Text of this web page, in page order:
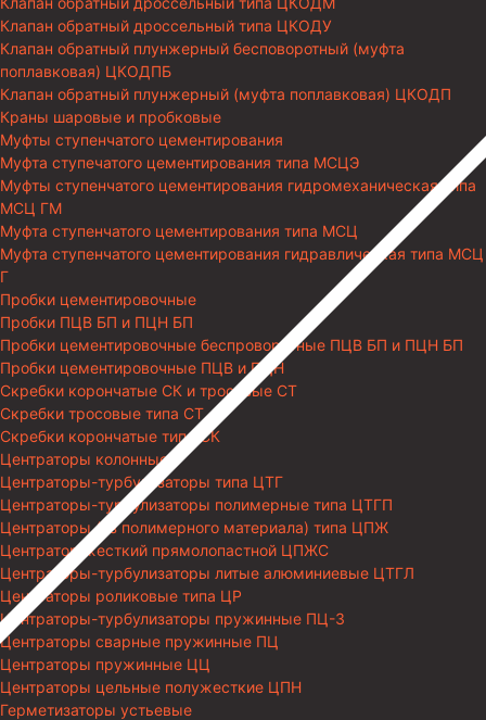
Клапан обратный дроссельный типа ЦКОДУ
Клапан обратный плунжерный бесповоротный (муфта
поплавковая) ЦКОДПБ
Клапан обратный плунжерный (муфта поплавковая) ЦКОДП
Краны шаровые и пробковые
Муфты ступенчатого цементирования
Муфта ступечатого цементирования типа МСЦЭ
Муфты ступенчатого цементирования гидромеханическая типа
МСЦ ГМ
Муфта ступенчатого цементирования типа МСЦ
Муфта ступенчатого цементирования гидравлическая типа МСЦ
Г
Пробки цементировочные
Пробки ПЦВ БП и ПЦН БП
Пробки цементировочные беспроворотные ПЦВ БП и ПЦН БП
Пробки цементировочные ПЦВ и ПЦН
Скребки корончатые СК и тросовые СТ
Скребки тросовые типа СТ
Скребки корончатые типа СК
Центраторы колонные
Центраторы-турбулизаторы типа ЦТГ
Центраторы-турбулизаторы полимерные типа ЦТГП
Центраторы (из полимерного материала) типа ЦПЖ
Центратор жесткий прямолопастной ЦПЖС
Центраторы-турбулизаторы литые алюминиевые ЦТГЛ
Центраторы роликовые типа ЦР
Центраторы-турбулизаторы пружинные ПЦ-3
Центраторы сварные пружинные ПЦ
Центраторы пружинные ЦЦ
Центраторы цельные полужесткие ЦПН
Герметизаторы устьевые